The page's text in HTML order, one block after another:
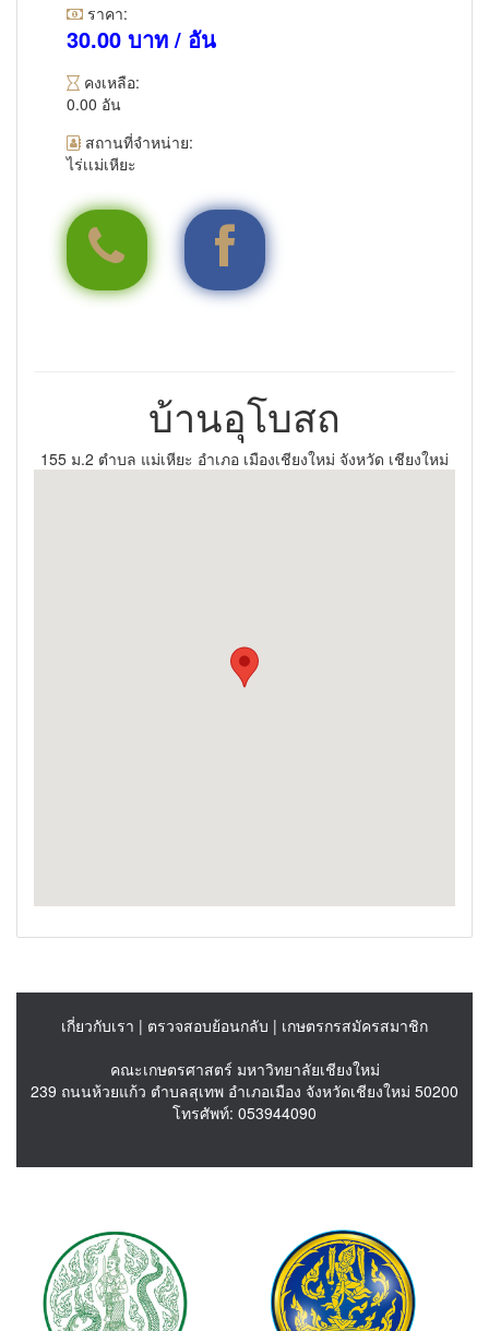
ราคา:
30.00 บาท / อัน
คงเหลือ:
0.00 อัน
สถานที่จำหน่าย:
ไร่เเม่เหียะ
0918909815
บ้านอุโบสถ
155 ม.2 ตำบล แม่เหียะ อำเภอ เมืองเชียงใหม่ จังหวัด เชียงใหม่
เกี่ยวกับเรา | ตรวจสอบย้อนกลับ | เกษตรกรสมัครสมาชิก
คณะเกษตรศาสตร์ มหาวิทยาลัยเชียงใหม่
239 ถนนห้วยแก้ว ตำบลสุเทพ อำเภอเมือง จังหวัดเชียงใหม่ 50200
โทรศัพท์: 053944090